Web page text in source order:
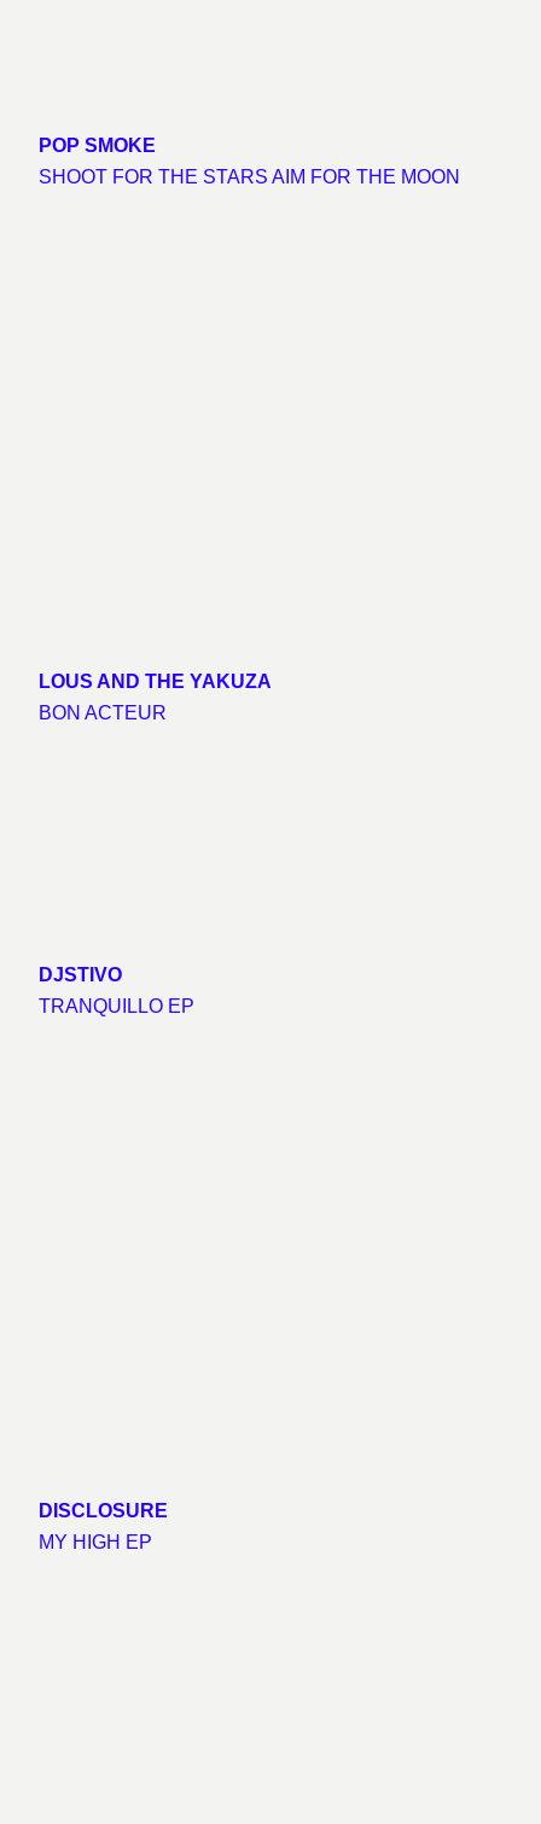
POP SMOKE
SHOOT FOR THE STARS AIM FOR THE MOON
LOUS AND THE YAKUZA
BON ACTEUR
DJSTIVO
TRANQUILLO EP
DISCLOSURE
MY HIGH EP